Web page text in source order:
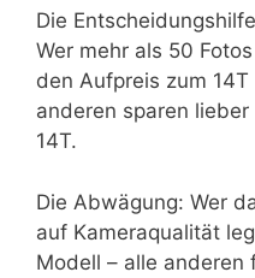
Die Entscheidungshilfe
Wer mehr als 50
den Aufpreis zum
anderen sparen
14T.
Die Abwägung: Wer
auf Kameraqualität
Modell – alle anderen